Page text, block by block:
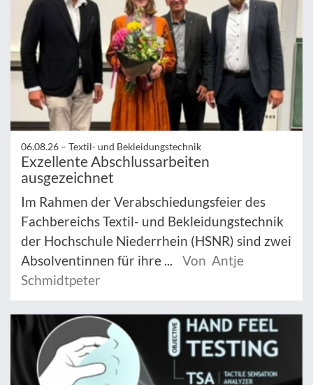
06.08.26 – Textil- und Bekleidungstechnik
Exzellente Abschlussarbeiten
ausgezeichnet
Im Rahmen der Verabschiedungsfeier des
Fachbereichs Textil- und Bekleidungstechnik
der Hochschule Niederrhein (HSNR) sind zwei
Absolventinnen für ihre ...
Von Antje
Schmidtpeter